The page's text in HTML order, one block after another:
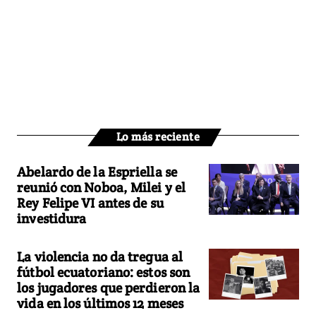
Lo más reciente
Abelardo de la Espriella se
reunió con Noboa, Milei y el
Rey Felipe VI antes de su
investidura
La violencia no da tregua al
fútbol ecuatoriano: estos son
los jugadores que perdieron la
vida en los últimos 12 meses